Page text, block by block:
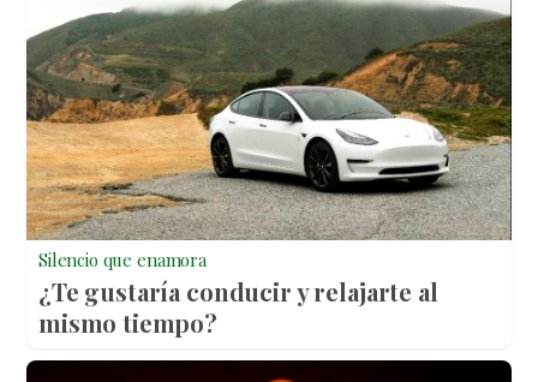
Silencio que enamora
¿Te gustaría conducir y relajarte al
mismo tiempo?